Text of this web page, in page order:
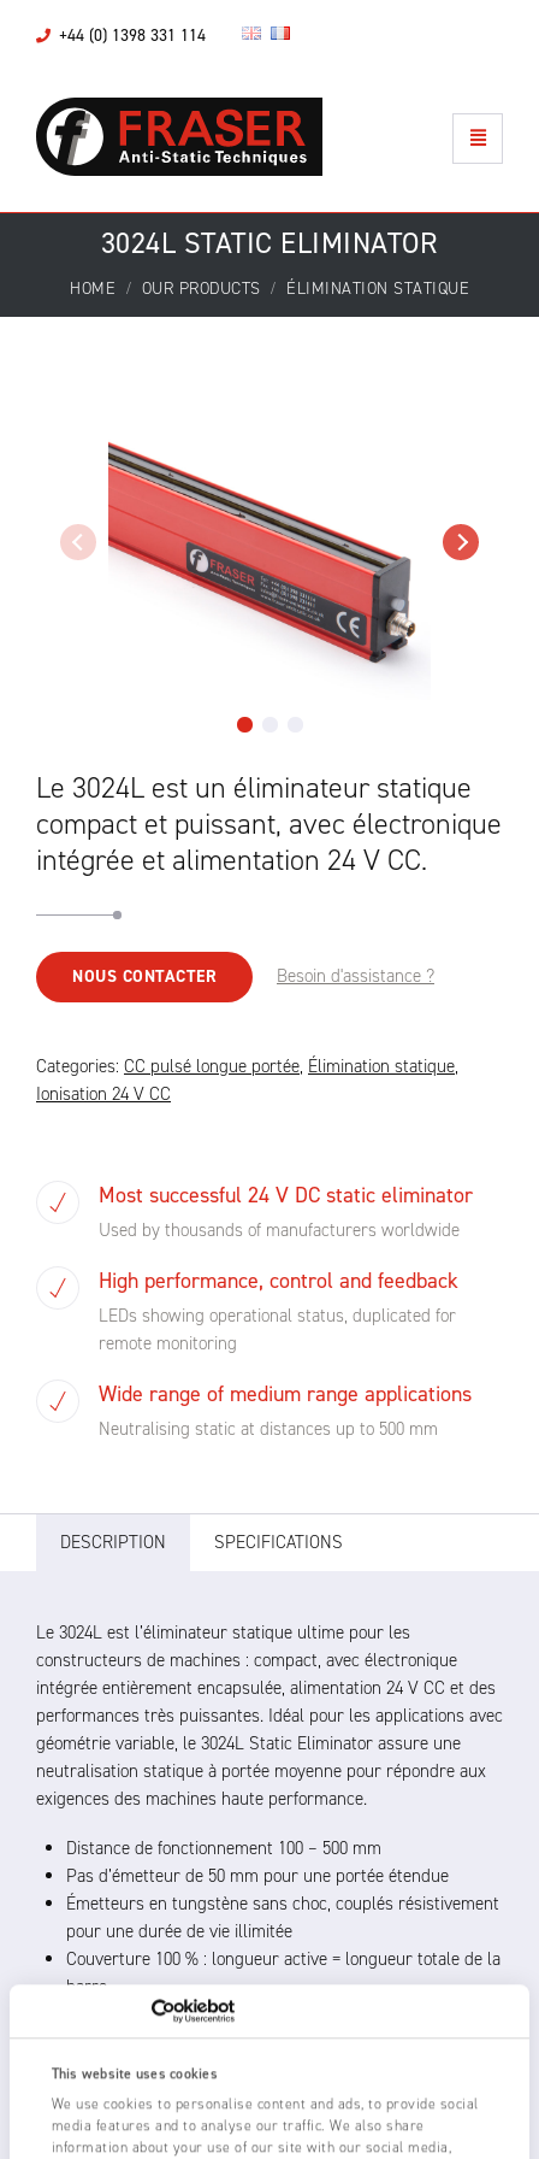
This website uses cookies
We use cookies to personalise content and ads, to provide social
media features and to analyse our traffic. We also share
information about your use of our site with our social media,
+44 (0) 1398 331 114
3024L STATIC ELIMINATOR
HOME OUR PRODUCTS ÉLIMINATION STATIQUE
Le 3024L est un éliminateur statique
compact et puissant, avec électronique
intégrée et alimentation 24 V CC.
NOUS CONTACTER Besoin d'assistance ?
Categories: CC pulsé longue portée, Élimination statique,
Ionisation 24 V CC
Most successful 24 V DC static eliminator
Used by thousands of manufacturers worldwide
High performance, control and feedback
LEDs showing operational status, duplicated for
remote monitoring
Wide range of medium range applications
Neutralising static at distances up to 500 mm
DESCRIPTION SPECIFICATIONS
Le 3024L est l’éliminateur statique ultime pour les
constructeurs de machines : compact, avec électronique
intégrée entièrement encapsulée, alimentation 24 V CC et des
performances très puissantes. Idéal pour les applications avec
géométrie variable, le 3024L Static Eliminator assure une
neutralisation statique à portée moyenne pour répondre aux
exigences des machines haute performance.
Distance de fonctionnement 100 – 500 mm
Pas d’émetteur de 50 mm pour une portée étendue
Émetteurs en tungstène sans choc, couplés résistivement
pour une durée de vie illimitée
Couverture 100 % : longueur active = longueur totale de la
barre
Alimentation 24 V CC, avec 11 kV de puissance d’ionisation
intégrée dans la barre
Indication LED du statut opérationnel de la barre, avec
signaux distants dupliqués pour automate programmable
ou pour alimenter des lampes et relais externes
Commutation marche/arrêt à distance